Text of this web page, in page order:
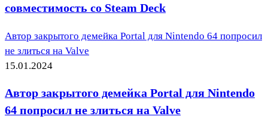
совместимость со Steam Deck
Автор закрытого демейка Portal для Nintendo 64 попросил
не злиться на Valve
15.01.2024
Автор закрытого демейка Portal для Nintendo
64 попросил не злиться на Valve